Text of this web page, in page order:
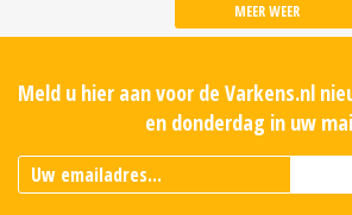
MEER WEER
Meld u hier aan voor de Varkens.nl
en donderdag in uw